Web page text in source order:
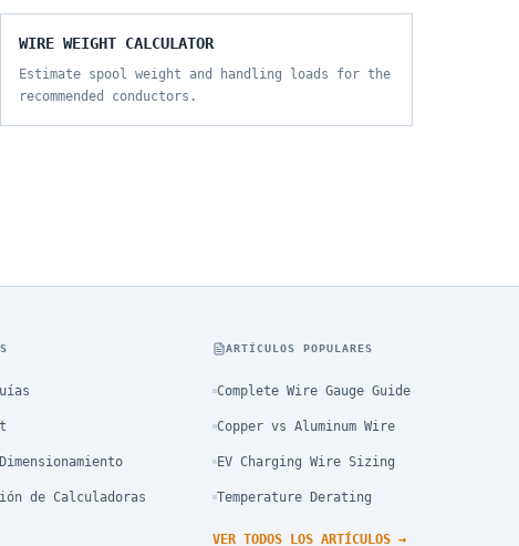
WIRE WEIGHT CALCULATOR
Estimate spool weight and handling loads for the
recommended conductors.
de Calculadoras
ARTÍCULOS POPULARES
Complete Wire Gauge Guide
Copper vs Aluminum Wire
EV Charging Wire Sizing
Temperature Derating
VER TODOS LOS ARTÍCULOS →